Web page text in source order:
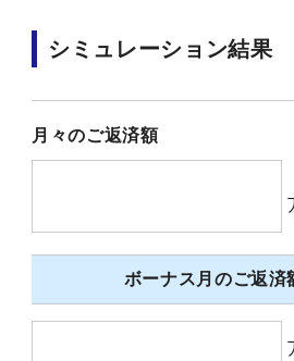
シミュレーション結果
月々のご返済額
ボーナス月のご返済